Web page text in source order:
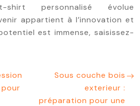
personnalisé évolue
appartient à l’innovation et
est immense, saisissez-
Sous couche bois
exterieur :
préparation pour une